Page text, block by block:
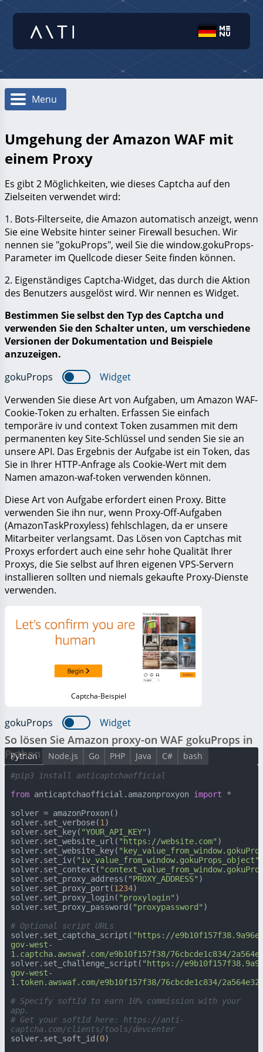
Menu
Umgehung der Amazon WAF mit
einem Proxy
Es gibt 2 Möglichkeiten, wie dieses Captcha auf den
Zielseiten verwendet wird:
1. Bots-Filterseite, die Amazon automatisch anzeigt, wenn
Sie eine Website hinter seiner Firewall besuchen. Wir
nennen sie "gokuProps", weil Sie die window.gokuProps-
Parameter im Quellcode dieser Seite finden können.
2. Eigenständiges Captcha-Widget, das durch die Aktion
des Benutzers ausgelöst wird. Wir nennen es Widget.
Bestimmen Sie selbst den Typ des Captcha und
verwenden Sie den Schalter unten, um verschiedene
Versionen der Dokumentation und Beispiele
anzuzeigen.
gokuProps
Widget
Verwenden Sie diese Art von Aufgaben, um Amazon WAF-
Cookie-Token zu erhalten. Erfassen Sie einfach
temporäre iv und contextToken zusammen mit dem
permanenten keySite-Schlüssel und senden Sie sie an
unsere API. Das Ergebnis der Aufgabe ist ein Token, das
Sie in Ihrer HTTP-Anfrage als Cookie-Wert mit dem
Namen amazon-waf-token verwenden können.
Diese Art von Aufgabe erfordert einen Proxy. Bitte
verwenden Sie ihn nur, wenn Proxy-Off-Aufgaben
(AmazonTaskProxyless) fehlschlagen, da er unsere
Mitarbeiter verlangsamt. Das Lösen von Captchas mit
Proxys erfordert auch eine sehr hohe Qualität Ihrer
Proxys, die Sie selbst auf Ihren eigenen VPS-Servern
installieren sollten und niemals gekaufte Proxy-Dienste
verwenden.
Captcha-Beispiel
gokuProps Widget
Python Node.js Go PHP Java C# bash
So lösen Sie Amazon proxy-on WAF gokuProps in
Python
#pip3 install anticaptchaofficial
from anticaptchaofficial.amazonproxyon import *
solver = amazonProxon()
solver.set_verbose(1 )
solver.set_key( "YOUR_API_KEY" )
solver.set_website_url( "https://website.com" )
solver.set_website_key(
solver.set_iv( "iv_value_from_window.gokuProps_object"
solver.set_context(
solver.set_proxy_address( "PROXY_ADDRESS" )
solver.set_proxy_port(1234)
solver.set_proxy_login( "proxylogin" )
solver.set_proxy_password( "proxypassword" )
# Optional script URLs
solver.set_captcha_script( "https://
gov-west-
1.captcha.awswaf.com/e9b10f157f38/76cbcde1c834/
solver.set_challenge_script( "https://
gov-west-
1.token.awswaf.com/e9b10f157f38/76cbcde1c834/
# Specify softId to earn 10% commission with your
app.
# Get your softId here: https://anti-
captcha.com/clients/tools/devcenter
solver.set_soft_id(0)